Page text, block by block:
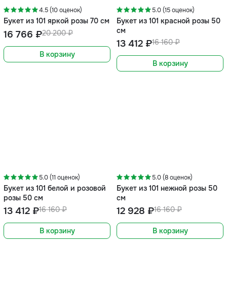
4.5 (10 оценок)
Букет из 101 яркой розы 70 см
20 200 ₽
16 766 ₽
В корзину
5.0 (15 оценок)
Букет из 101 красной розы 50
см
16 160 ₽
13 412 ₽
В корзину
5.0 (11 оценок)
Букет из 101 белой и розовой
розы 50 см
16 160 ₽
13 412 ₽
В корзину
5.0 (8 оценок)
Букет из 101 нежной розы 50
см
16 160 ₽
12 928 ₽
В корзину